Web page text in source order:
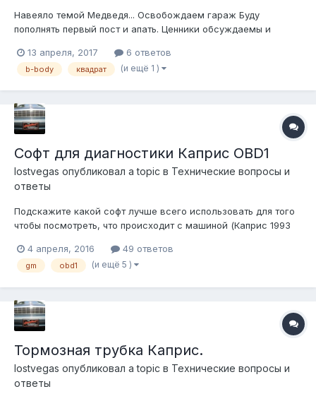
Навеяло темой Медведя... Освобождаем гараж Буду
пополнять первый пост и апать. Ценники обсуждаемы и
Отправка ТК в любую точку мира, но не очень оперативно... -
--------------------------------------------------------------------
13 апреля, 2017 6 ответов
b-body квадрат (и ещё 1 )
Софт для диагностики Каприс OBD1
lostvegas опубликовал a topic в Технические вопросы и
ответы
Подскажите какой софт лучше всего использовать для того
чтобы посмотреть, что происходит с машиной (Каприс 1993
не пойму что и как, пробовал смотреть tutorial на ютюбе -
легче не стало
4 апреля, 2016 49 ответов
gm obd1 (и ещё 5 )
Тормозная трубка Каприс.
lostvegas опубликовал a topic в Технические вопросы и
ответы